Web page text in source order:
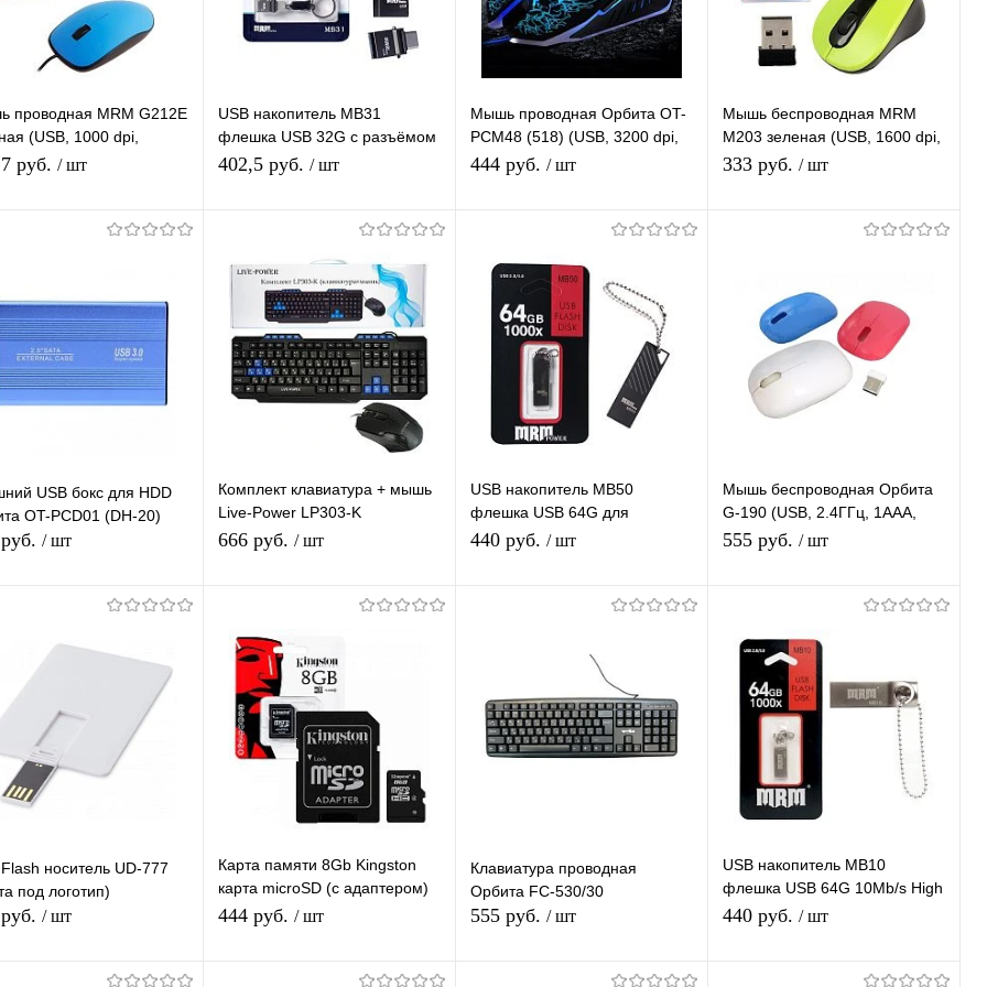
проводная MRM G212E
(USB, 1000 dpi,
3 кнопки)
руб. / шт
в 1
К
сравнению
избранное Под заказ
USB накопитель MB31
флешка USB 32G с разъёмом
type-C,для ноутбука,
автомобиля,10Mb/s
402,5 руб. / шт
Купить в 1
клик
К
сравнению
В избранное Под заказ
Мышь проводная Орбита OT-
PCM48 (518) (USB, 3200 dpi,
оптическая, 6 кнопок)
444 руб. / шт
Купить в 1
клик
К
сравнению
В избранное В наличии
Мышь беспроводная MRM
M203 зеленая (USB, 1600 dpi,
оптическая, 3 кнопки)
333 руб. / шт
Купить в 1
К
сравнению
В избранное Под заказ
USB бокс для HDD
OT-PCD01 (DH-20)
/ шт
Купить в 1
сравнению
В избранное В наличии
Комплект клавиатура + мышь
Live-Power LP303-K
(проводные)
666 руб. / шт
Купить в 1
клик
В избранное Под заказ
USB накопитель MB50
флешка USB 64G для
ноутбука, компьютера,
440 руб. / шт
клик
сравнению
В избранное Под заказ
Мышь беспроводная Орбита
G-190 (USB, 2.4ГГц, 1ААА,
10м)/100
555 руб. / шт
Купить в 1
клик
К
сравнению
В избранное В наличии
носитель UD-777
под логотип)
/ шт
Карта памяти 8Gb Kingston
карта microSD (с адаптером)
TF-карта Class 10
444 руб. / шт
Клавиатура проводная
Орбита FC-530/30
555 руб. / шт
USB накопитель MB10
флешка USB 64G 10Mb/s High
speed
440 руб. / шт